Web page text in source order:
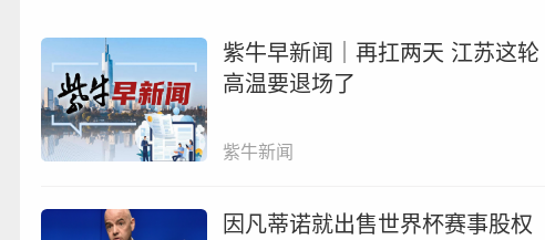
紫牛早新闻｜再扛两天 江苏这轮
高温要退场了
紫牛新闻
因凡蒂诺就出售世界杯赛事股权